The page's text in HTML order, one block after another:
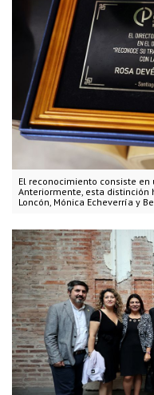
El reconocimiento consiste en
Anteriormente, esta distinción
Loncón, Mónica Echeverría y